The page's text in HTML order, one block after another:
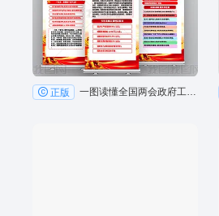
正版 一图读懂全国两会政府工作报告宣传展架海报